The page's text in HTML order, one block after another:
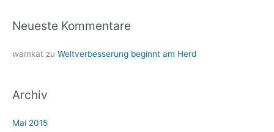
Neueste Kommentare
wamkat zu Weltverbesserung beginnt am Herd
Archiv
Mai 2015